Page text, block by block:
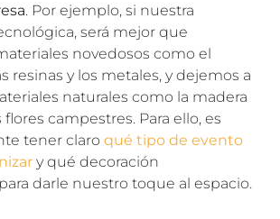
. Por ejemplo, si nuestra
será mejor que
novedosos como el
resinas y los metales, y dejemos a
naturales como la madera
flores campestres. Para ello, es
tener claro qué tipo de evento
y qué decoración
darle nuestro toque al espacio.